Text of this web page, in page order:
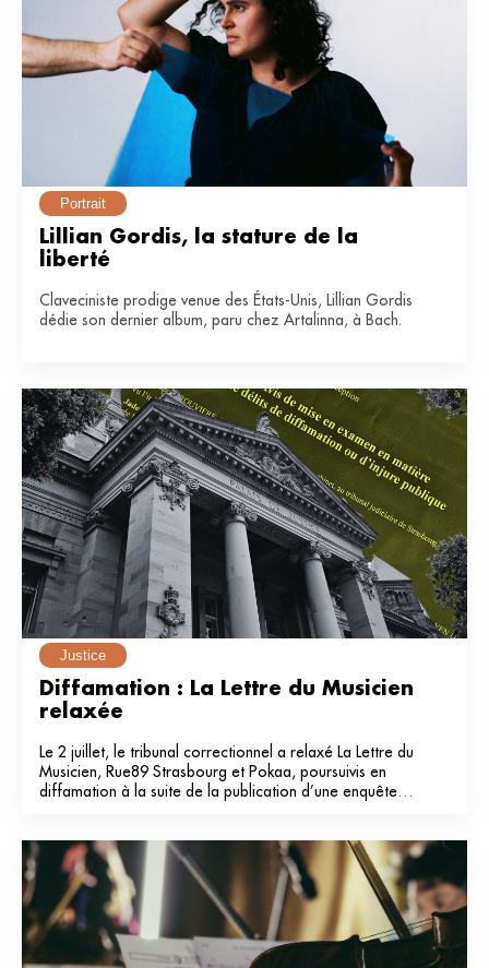
Portrait
Lillian Gordis, la stature de la
liberté
Claveciniste prodige venue des États-Unis, Lillian Gordis
dédie son dernier album, paru chez Artalinna, à Bach.
Justice
Diffamation : La Lettre du Musicien
relaxée
Le 2 juillet, le tribunal correctionnel a relaxé La Lettre du
Musicien, Rue89 Strasbourg et Pokaa, poursuivis en
diffamation à la suite de la publication d’une enquête